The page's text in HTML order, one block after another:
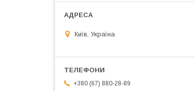
Київ, Україна
+380 (67) 880-28-89